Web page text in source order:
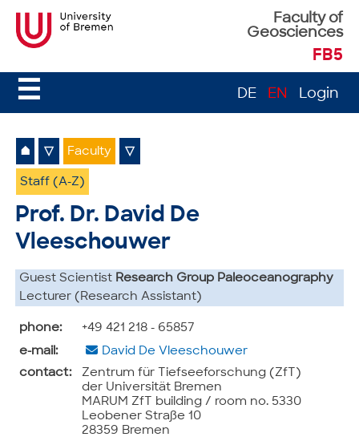
Faculty of
Geosciences
FB5
☰ DE EN Login
⌂ ▽ Faculty ▽
Staff (A-Z)
Prof. Dr. David De
Vleeschouwer
Guest Scientist Research Group Paleoceanography
Lecturer (Research Assistant)
phone:
+49 421 218 - 65857
e-mail:
David De Vleeschouwer
contact:
Zentrum für Tiefseeforschung (ZfT)
der Universität Bremen
MARUM ZfT building / room no. 5330
Leobener Straße 10
28359 Bremen